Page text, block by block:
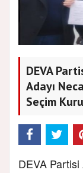
DEVA
Adayı
Seçim
DEVA